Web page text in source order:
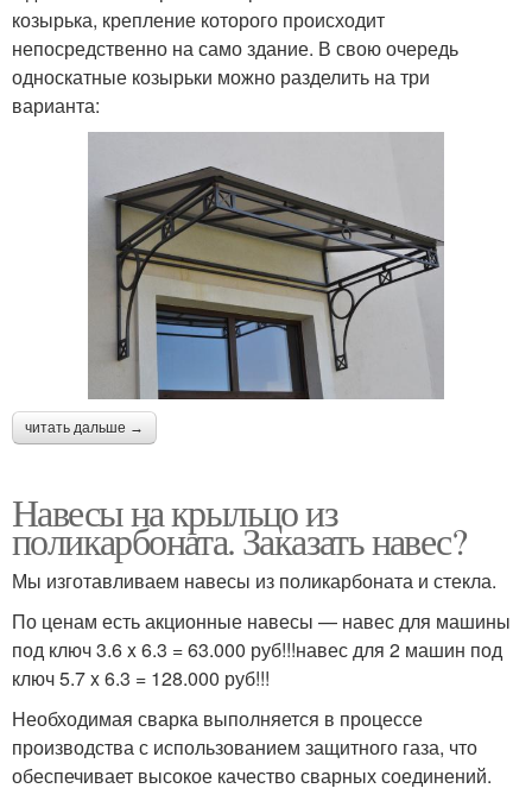
козырька, крепление которого происходит
непосредственно на само здание. В свою очередь
односкатные козырьки можно разделить на три
варианта:
читать дальше →
Навесы на крыльцо из
поликарбоната. Заказать навес?
Мы изготавливаем навесы из поликарбоната и стекла.
По ценам есть акционные навесы — навес для машины
под ключ 3.6 x 6.3 = 63.000 руб!!!навес для 2 машин под
ключ 5.7 x 6.3 = 128.000 руб!!!
Необходимая сварка выполняется в процессе
производства с использованием защитного газа, что
обеспечивает высокое качество сварных соединений.